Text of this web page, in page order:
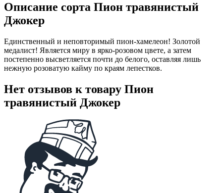
Описание сорта Пион травянистый
Джокер
Единственный и неповторимый пион-хамелеон! Золотой
медалист! Является миру в ярко-розовом цвете, а затем
постепенно высветляется почти до белого, оставляя лишь
нежную розоватую кайму по краям лепестков.
Нет отзывов к товару Пион
травянистый Джокер